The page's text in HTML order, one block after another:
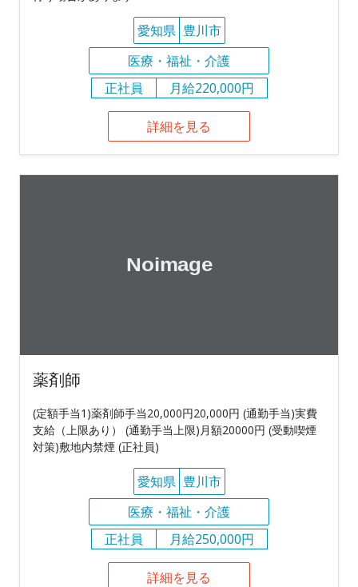
愛知県 豊川市
医療・福祉・介護
正社員
月給220,000円
詳細を見る
薬剤師
(定額手当1)薬剤師手当20,000円20,000円 (通勤手当)実費
支給（上限あり） (通勤手当上限)月額20000円 (受動喫煙
対策)敷地内禁煙 (正社員)
愛知県 豊川市
医療・福祉・介護
正社員
月給250,000円
詳細を見る